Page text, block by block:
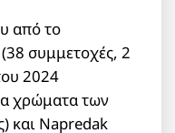
από το
συμμετοχές, 2
2024
χρώματα των
και Napredak